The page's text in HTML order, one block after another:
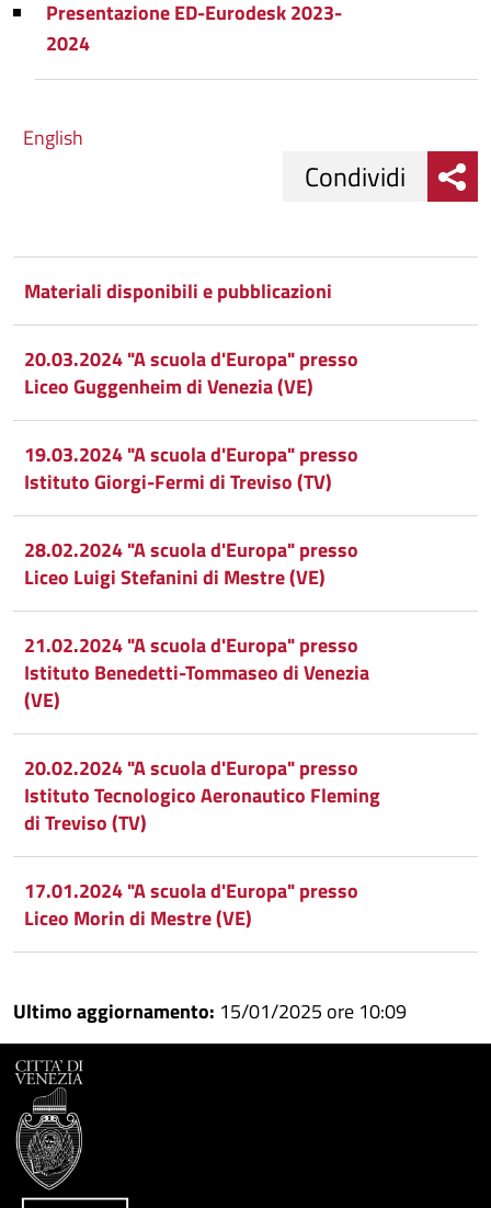
Presentazione ED-Eurodesk 2023-
2024
English
Facebook
Condividi
su
Twitter
Condividi
Google
Condividi
su
Whatsapp
Condividi
Materiali disponibili e pubblicazioni
20.03.2024 "A scuola d'Europa" presso
Liceo Guggenheim di Venezia (VE)
19.03.2024 "A scuola d'Europa" presso
Istituto Giorgi-Fermi di Treviso (TV)
28.02.2024 "A scuola d'Europa" presso
Liceo Luigi Stefanini di Mestre (VE)
21.02.2024 "A scuola d'Europa" presso
Istituto Benedetti-Tommaseo di Venezia
(VE)
20.02.2024 "A scuola d'Europa" presso
Istituto Tecnologico Aeronautico Fleming
di Treviso (TV)
17.01.2024 "A scuola d'Europa" presso
Liceo Morin di Mestre (VE)
Ultimo aggiornamento: 15/01/2025 ore 10:09